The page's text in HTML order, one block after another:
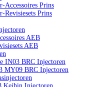
Accessoires Prins
Revisiesets Prins
AEB
AEB
IN03 BRC Injectoren
MY09 BRC Injectoren